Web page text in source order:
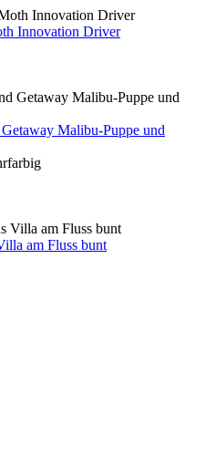
Innovation Driver
Malibu-Puppe und
am Fluss bunt